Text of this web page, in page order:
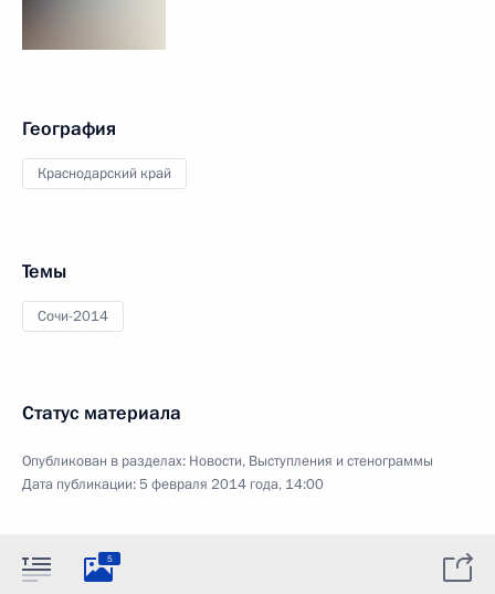
География
Краснодарский край
Темы
Сочи-2014
Статус материала
Опубликован в разделах: Новости, Выступления и стенограммы
Дата публикации:5 февраля 2014 года, 14:00
5